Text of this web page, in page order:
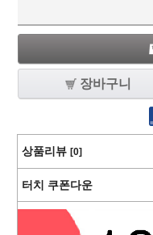
장바구니
상품리뷰 [0]
터치 쿠폰다운